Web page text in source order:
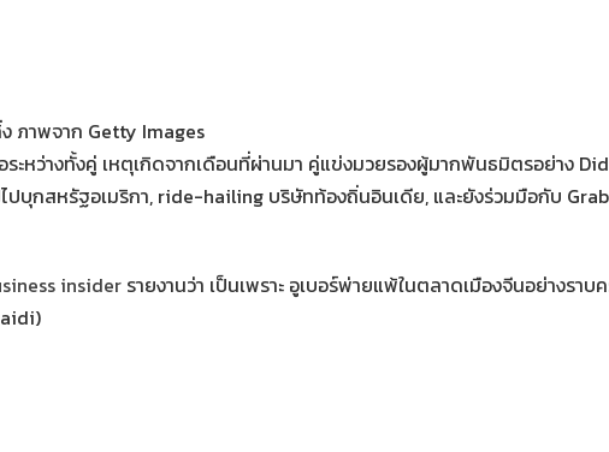
ภาพจาก Getty Images
ะหว่างทั้งคู่ เหตุเกิดจากเดือนที่ผ่านมา คู่แข่งมวยรองผู้มากพันธมิตรอย่าง
บุกสหรัฐอเมริกา, ride-hailing บริษัทท้องถิ่นอินเดีย, และยังร่วมมือกับ
insiderรายงานว่า เป็นเพราะ อูเบอร์พ่ายแพ้ในตลาดเมืองจีนอย่างรา